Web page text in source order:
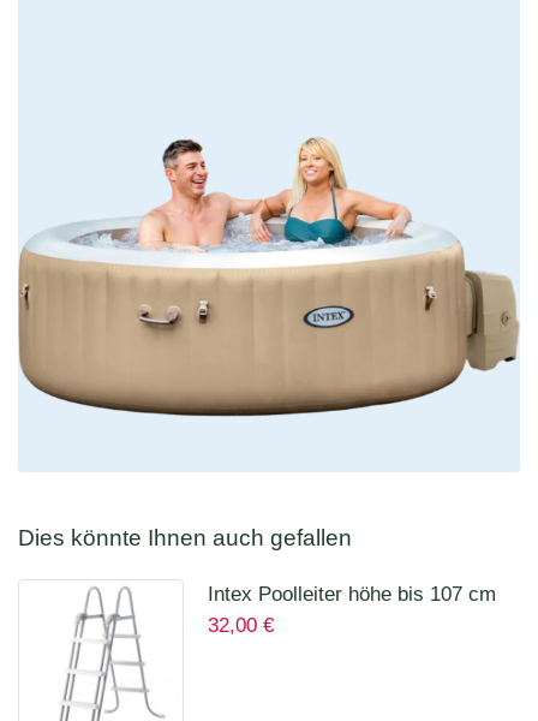
Dies könnte Ihnen auch gefallen
Intex Poolleiter höhe bis 107 cm
28075
32,00 €